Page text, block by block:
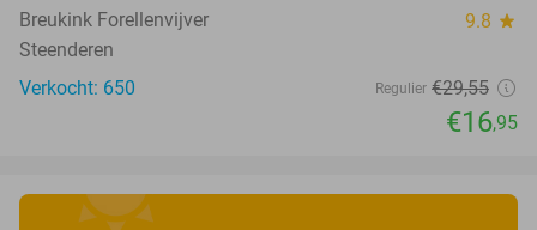
Breukink Forellenvijver 9.8 star
Steenderen
Verkocht: 650
Regulier €29,55
€16,95